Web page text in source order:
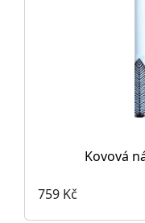
Kovová
759 Kč